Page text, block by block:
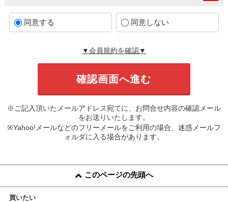
同意する 同意しない
▼会員規約を確認▼
※ご記入頂いたメールアドレス宛てに、お問合せ内容の確認メール
をお送りいたします。
※Yahoo!メールなどのフリーメールをご利用の場合、迷惑メールフ
ォルダに入る場合があります。
このページの先頭へ
買いたい